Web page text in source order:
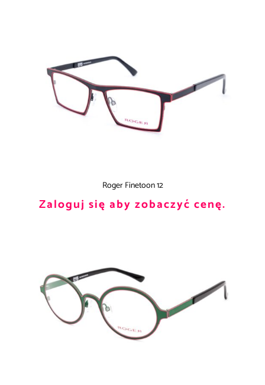
Roger Finetoon 12
Zaloguj się aby zobaczyć cenę.